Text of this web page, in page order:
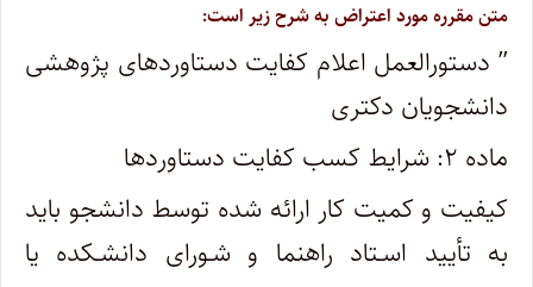
متن مقرره مورد اعتراض به شرح زیر است:
” دستورالعمل اعلام کفایت دستاوردهای پژوهشی
دانشجویان دکتری
ماده ۲: شرایط کسب کفایت دستاوردها
کیفیت و کمیت کار ارائه شده توسط دانشجو باید
به تأیید اسـتاد راهنما و شـورای دانشـکده یا